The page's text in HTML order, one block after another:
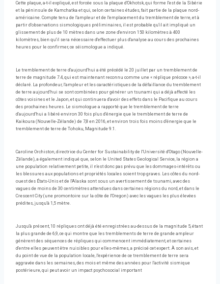
Cette plaque, a-t-il expliqué, est forcée sous la plaque d'Okhotsk, qui forme l'est de la Sibérie
et la péninsule de Kamchatka et qui, selon certaines études, fait partie de la plaque nord-
américaine. Compte tenu de l'ampleur et de l'emplacement du tremblement de terre, et à
partir d'observations sismologiques préliminaires, il est probable qu'il ait impliqué un
glissement de plus de 10 mètres dans une zone d'environ 150 kilomètres à 400
kilomètres, bien qu'il sera nécessaire d'effectuer plus d'analyse au cours des prochaines
heures pour le confirmer, ce séismologue a indiqué.
Le tremblement de terre d'aujourd'hui a été précédé le 20 juillet par un tremblement de
terre de magnitude 7.4, qui est maintenant reconnu comme une « réplique précoce », a-t-il
déclaré. La profondeur, l'ampleur et les caractéristiques de la défaillance du tremblement
de terre aujourd'hui se sont combinées pour générer un tsunami qui a déjà affecté les
côtes voisines et le Japon, et qui continuera d'avoir des effets dans le Pacifique au cours
des prochaines heures. Le sismologue a rapporté que le tremblement de terre
d'aujourd'hui a libéré environ 30 fois plus d'énergie que le tremblement de terre de
Kaikoura (Nouvelle-Zélande) de 7,8 en 2016, et environ trois fois moins d'énergie que le
tremblement de terre de Tohoku, Magnitude 9.1.
Caroline Orchiston, directrice du Center for Sustainability de l'Université d'Otago (Nouvelle-
Zélande), a également indiqué que, selon le United States Geological Service, la région a
une population relativement petite, il n'est donc pas prévu que les dommages-intérêts ou
les blessures aux populations et propriétés locales soient trop graves. Les côtes du nord-
ouest des États-Unis et de l'Alaska sont sous un avertissement de tsunami, avec des
vagues de moins de 30 centimètres attendues dans certaines régions du nord, et dans le
Crescent City (une promontoire sur la côte de l'Oregon) avec les vagues les plus élevées
prédites, jusqu'à 1,5 mètre.
Jusqu'à présent, 10 répliques ont déjà été enregistrées au-dessus de la magnitude 5, étant
la plus grande de 6,9, ce qui montre que les tremblements de terre de grande ampleur
génèrent des séquences de répliques qui commencent immédiatement, et certaines
d'entre elles peuvent être nuisibles pour elles-mêmes, a précisé cet expert. À son avis, et
du point de vue de la population locale, l'expérience de ce tremblement de terre sera
aggravée dans les semaines, des mois et même des années pour l'activité sismique
postérieure, qui peut avoir un impact psychosocial important